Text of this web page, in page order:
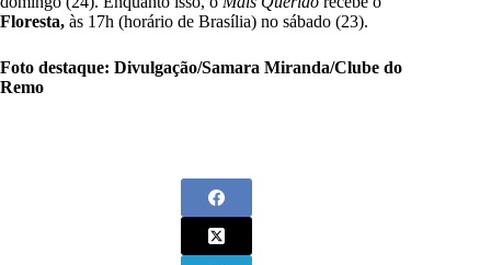
Floresta, às 17h (horário de Brasília) no sábado (23).
Foto destaque: Divulgação/Samara Miranda/Clube do
Remo